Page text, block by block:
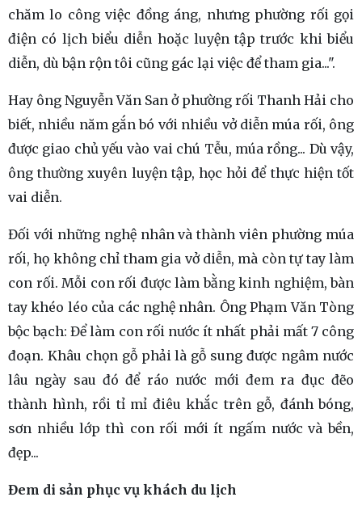
chăm lo công việc đồng áng, nhưng phường rối gọi
điện có lịch biểu diễn hoặc luyện tập trước khi biểu
diễn, dù bận rộn tôi cũng gác lại việc để tham gia...".
Hay ông Nguyễn Văn San ở phường rối Thanh Hải cho
biết, nhiều năm gắn bó với nhiều vở diễn múa rối, ông
được giao chủ yếu vào vai chú Tễu, múa rồng... Dù vậy,
ông thường xuyên luyện tập, học hỏi để thực hiện tốt
vai diễn.
Đối với những nghệ nhân và thành viên phường múa
rối, họ không chỉ tham gia vở diễn, mà còn tự tay làm
con rối. Mỗi con rối được làm bằng kinh nghiệm, bàn
tay khéo léo của các nghệ nhân. Ông Phạm Văn Tòng
bộc bạch: Để làm con rối nước ít nhất phải mất 7 công
đoạn. Khâu chọn gỗ phải là gỗ sung được ngâm nước
lâu ngày sau đó để ráo nước mới đem ra đục đẽo
thành hình, rồi tỉ mỉ điêu khắc trên gỗ, đánh bóng,
sơn nhiều lớp thì con rối mới ít ngấm nước và bền,
đẹp...
Đem di sản phục vụ khách du lịch